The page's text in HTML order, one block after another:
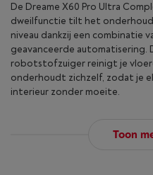
De Dreame X60 Pro Ultra
dweilfunctie tilt het onderhoud
niveau dankzij een combinatie
geavanceerde automatisering.
robotstofzuiger reinigt je
onderhoudt zichzelf, zodat je
interieur zonder moeite.
Toon